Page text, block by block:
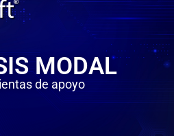
MODAL
de apoyo